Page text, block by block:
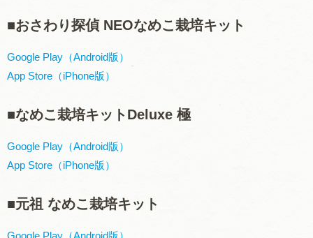
■おさわり探偵 NEOなめこ栽培キット
Google Play（Android版）
App Store（iPhone版）
■なめこ栽培キットDeluxe 極
Google Play（Android版）
App Store（iPhone版）
■元祖 なめこ栽培キット
Google Play（Android版）